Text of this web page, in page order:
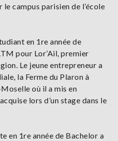
campus parisien de l’école
en 1re année de
pour Lor’Ail, premier
Le jeune entrepreneur a
la Ferme du Plaron à
où il a mis en
lors d’un stage dans le
en 1re année de Bachelor a